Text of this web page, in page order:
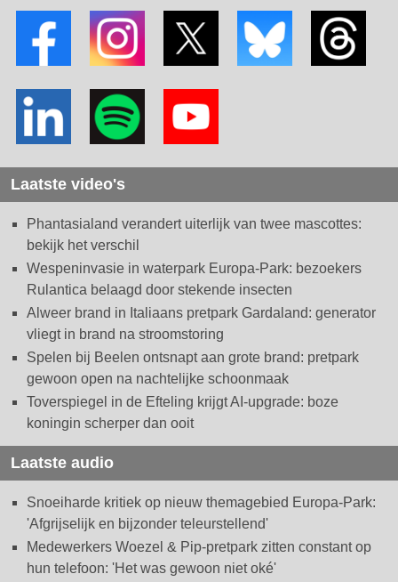
Laatste video's
Phantasialand verandert uiterlijk van twee mascottes:
bekijk het verschil
Wespeninvasie in waterpark Europa-Park: bezoekers
Rulantica belaagd door stekende insecten
Alweer brand in Italiaans pretpark Gardaland: generator
vliegt in brand na stroomstoring
Spelen bij Beelen ontsnapt aan grote brand: pretpark
gewoon open na nachtelijke schoonmaak
Toverspiegel in de Efteling krijgt AI-upgrade: boze
koningin scherper dan ooit
Laatste audio
Snoeiharde kritiek op nieuw themagebied Europa-Park:
'Afgrijselijk en bijzonder teleurstellend'
Medewerkers Woezel & Pip-pretpark zitten constant op
hun telefoon: 'Het was gewoon niet oké'